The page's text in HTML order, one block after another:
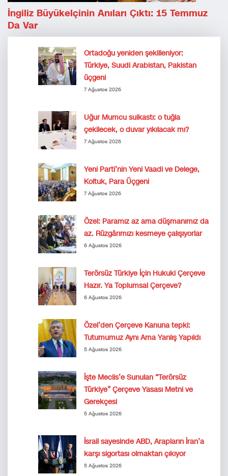
İngiliz Büyükelçinin Anıları Çıktı: 15 Temmuz
Da Var
Ortadoğu yeniden şekilleniyor:
Türkiye, Suudi Arabistan, Pakistan
üçgeni
7 Ağustos 2026
Uğur Mumcu suikastı: o tuğla
çekilecek, o duvar yıkılacak mı?
7 Ağustos 2026
Yeni Parti’nin Yeni Vaadi ve Delege,
Koltuk, Para Üçgeni
7 Ağustos 2026
Özel: Paramız az ama düşmanımız da
az. Rüzgârımızı kesmeye çalışıyorlar
6 Ağustos 2026
Terörsüz Türkiye İçin Hukuki Çerçeve
Hazır. Ya Toplumsal Çerçeve?
6 Ağustos 2026
Özel’den Çerçeve Kanuna tepki:
Tutumumuz Aynı Ama Yanlış Yapıldı
5 Ağustos 2026
İşte Meclis’e Sunulan “Terörsüz
Türkiye” Çerçeve Yasası Metni ve
Gerekçesi
5 Ağustos 2026
İsrail sayesinde ABD, Arapların İran’a
karşı sigortası olmaktan çıkıyor
5 Ağustos 2026